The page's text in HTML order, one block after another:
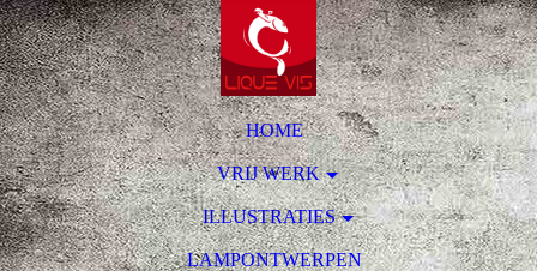
HOME
VRIJ WERK
ILLUSTRATIES
LAMPONTWERPEN